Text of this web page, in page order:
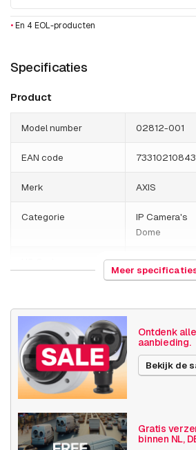
• En 4 EOL-producten
Specificaties
Product
Model number 02812-001
EAN code
Merk AXIS
Categorie
IP Camera's
Dome
852589
Gewicht
Grootte (lxbxh) 260 x 200 x
Camera
eigenschappen
Buiten
Basis functionaliteit
Dag en nacht
Meer
Ontdenk
aanbieding.
Bekijk de
Gratis
binnen NL,